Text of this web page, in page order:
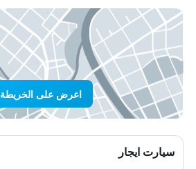
اعرض على الخريطة
سيارت ايجار